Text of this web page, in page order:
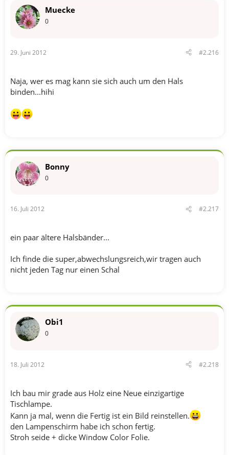
Muecke
0
29. Juni 2012 #2.216
Naja, wer es mag kann sie sich auch um den Hals
binden...hihi
Bonny
0
16. Juli 2012 #2.217
ein paar ältere Halsbänder...
Ich finde die super,abwechslungsreich,wir tragen auch
nicht jeden Tag nur einen Schal
Obi1
0
18. Juli 2012 #2.218
Ich bau mir grade aus Holz eine Neue einzigartige
Tischlampe.
Kann ja mal, wenn die Fertig ist ein Bild reinstellen.
den Lampenschirm habe ich schon fertig.
Stroh seide + dicke Window Color Folie.